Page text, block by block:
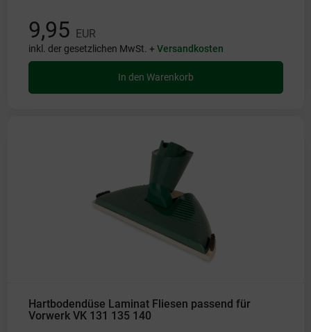
9,95 EUR
inkl. der gesetzlichen MwSt. +Versandkosten
In den Warenkorb
Hartbodendüse Laminat Fliesen passend für
Vorwerk VK 131 135 140